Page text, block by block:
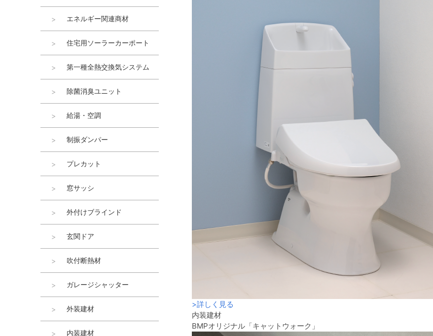
>詳しく見る
内装建材
BMPオリジナル「キャットウォーク」
エネルギー関連商材
住宅用ソーラーカーポート
第一種全熱交換気システム
除菌消臭ユニット
給湯・空調
制振ダンパー
プレカット
窓サッシ
外付けブラインド
玄関ドア
吹付断熱材
ガレージシャッター
外装建材
内装建材